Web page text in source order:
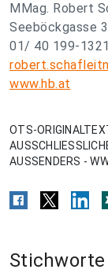
MMag. Robert
Seeböckgasse
01/ 40 199-1321
www.hb.at
OTS-
AUSSENDERS -
Stichworte